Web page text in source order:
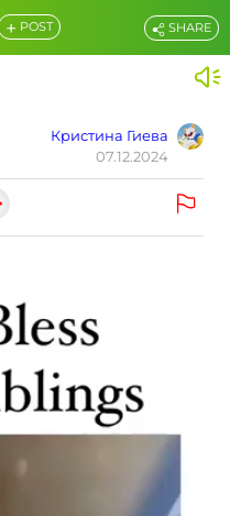
+ POST
Кристина Гиева
07.12.2024
SHARE